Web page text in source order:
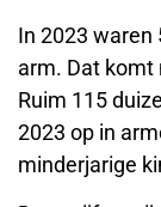
In 2023 waren
arm. Dat komt
Ruim 115
2023 op in
minderjarige